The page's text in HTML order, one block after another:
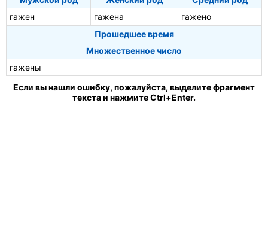
гажен
гажена
гажено
Прошедшее время
Множественное число
гажены
Если вы нашли ошибку, пожалуйста, выделите фрагмент
текста и нажмите Ctrl+Enter.